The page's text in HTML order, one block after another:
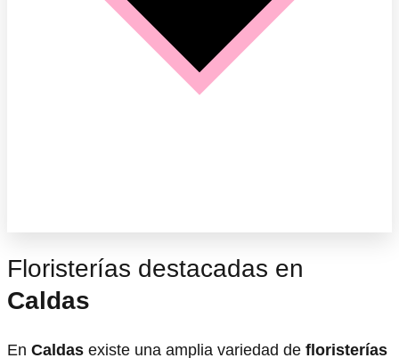
Floristerías destacadas en
Caldas
En Caldas existe una amplia variedad de floristerías